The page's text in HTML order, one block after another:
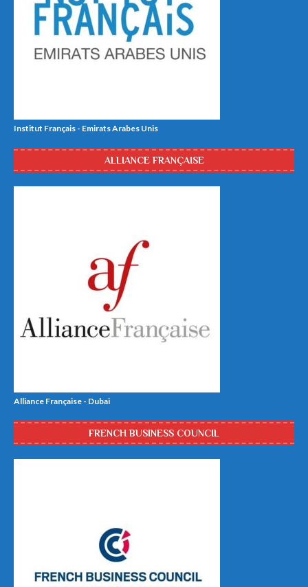
Institut Français - Emirats Arabes Unis
ALLIANCE FRANÇAISE
Alliance Française - Dubai
FRENCH BUSINESS COUNCIL